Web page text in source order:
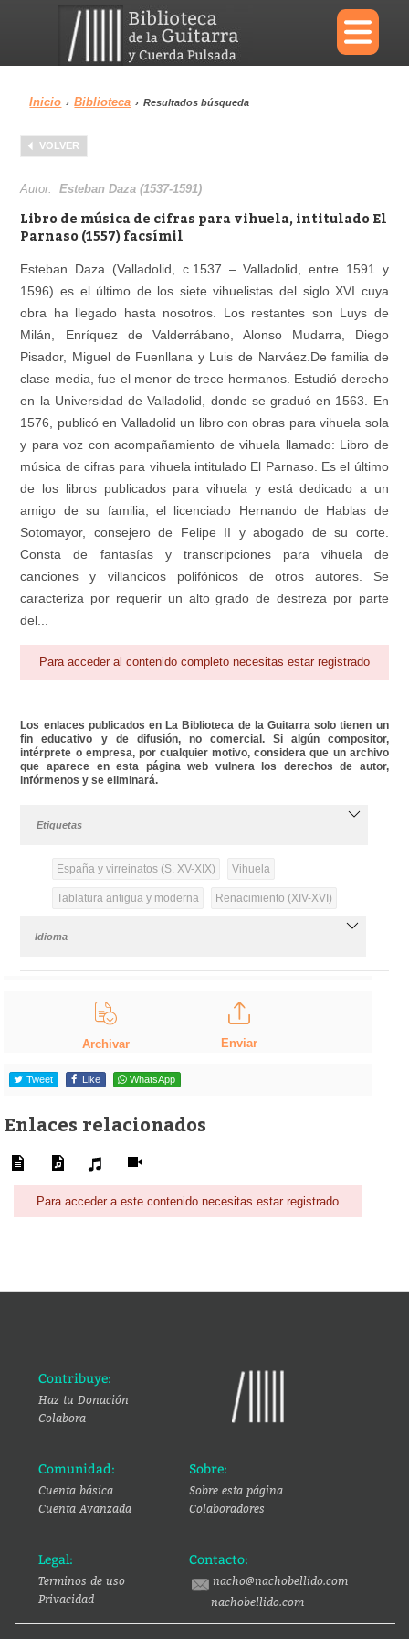
×
Menu
Biblioteca
Área personal Reproductor
Inicio › Biblioteca › Resultados búsqueda
VOLVER
Autor:Esteban Daza (1537-1591)
Libro de música de cifras para vihuela, intitulado El
Parnaso (1557) facsímil
Esteban Daza (Valladolid, c.1537 – Valladolid, entre 1591 y
1596) es el último de los siete vihuelistas del siglo XVI cuya
obra ha llegado hasta nosotros. Los restantes son Luys de
Milán, Enríquez de Valderrábano, Alonso Mudarra, Diego
Pisador, Miguel de Fuenllana y Luis de Narváez.De familia de
clase media, fue el menor de trece hermanos. Estudió derecho
en la Universidad de Valladolid, donde se graduó en 1563. En
1576, publicó en Valladolid un libro con obras para vihuela sola
y para voz con acompañamiento de vihuela llamado: Libro de
música de cifras para vihuela intitulado El Parnaso. Es el último
de los libros publicados para vihuela y está dedicado a un
amigo de su familia, el licenciado Hernando de Hablas de
Sotomayor, consejero de Felipe II y abogado de su corte.
Consta de fantasías y transcripciones para vihuela de
canciones y villancicos polifónicos de otros autores. Se
caracteriza por requerir un alto grado de destreza por parte
del...
Para acceder al contenido completo necesitas estar registrado
Los enlaces publicados en La Biblioteca de la Guitarra solo tienen un
fin educativo y de difusión, no comercial. Si algún compositor,
intérprete o empresa, por cualquier motivo, considera que un archivo
que aparece en esta página web vulnera los derechos de autor,
infórmenos y se eliminará.
Etiquetas
España y virreinatos (S. XV-XIX) Vihuela
Tablatura antigua y moderna Renacimiento (XIV-XVI)
Idioma
Archivar Enviar
Tweet Like WhatsApp
Enlaces relacionados
Para acceder a este contenido necesitas estar registrado
Contribuye:
Haz tu Donación
Colabora
Comunidad:
Cuenta básica
Cuenta Avanzada
Sobre:
Sobre esta página
Colaboradores
Legal:
Terminos de uso
Privacidad
Contacto:
nacho@nachobellido.com
nachobellido.com